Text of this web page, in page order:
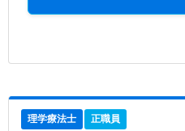
理学療法士 正職員